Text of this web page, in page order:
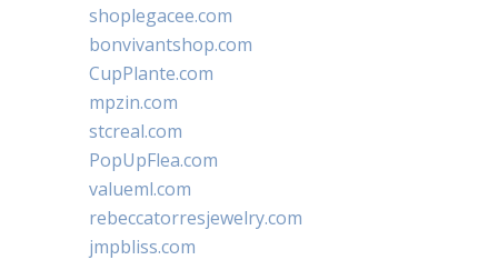
shoplegacee.com
bonvivantshop.com
CupPlante.com
mpzin.com
stcreal.com
PopUpFlea.com
valueml.com
rebeccatorresjewelry.com
jmpbliss.com